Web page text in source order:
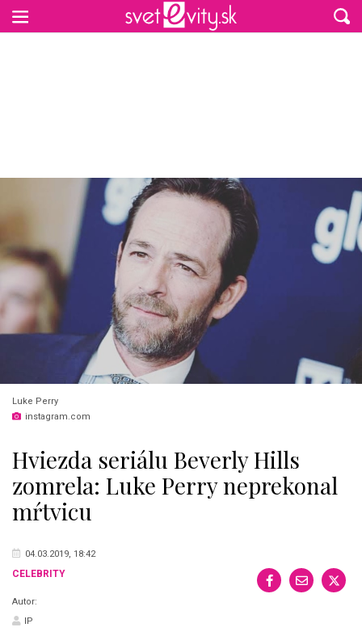
Luke Perry
instagram.com
Hviezda seriálu Beverly Hills
zomrela: Luke Perry neprekonal
mŕtvicu
04.03.2019, 18:42
CELEBRITY
Autor:
IP